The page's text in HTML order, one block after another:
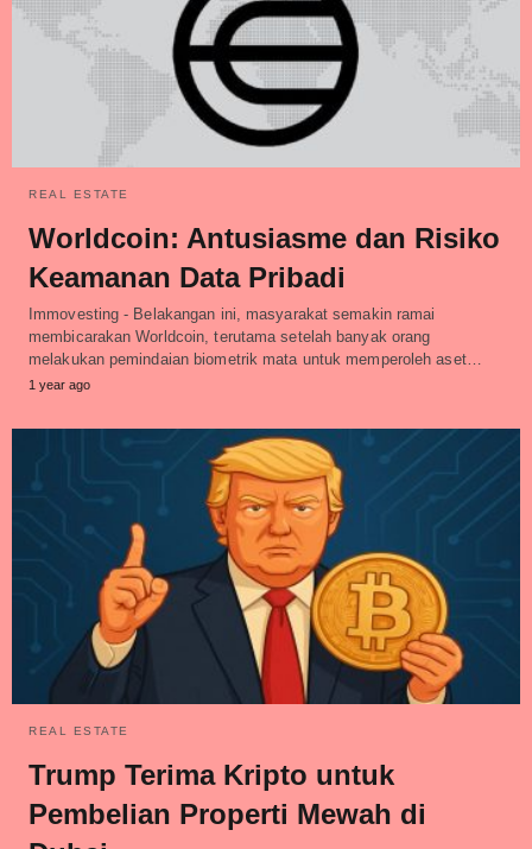
REAL ESTATE
Worldcoin: Antusiasme dan Risiko
Keamanan Data Pribadi
Immovesting - Belakangan ini, masyarakat semakin ramai
membicarakan Worldcoin, terutama setelah banyak orang
melakukan pemindaian biometrik mata untuk memperoleh aset…
1 year ago
REAL ESTATE
Trump Terima Kripto untuk
Pembelian Properti Mewah di